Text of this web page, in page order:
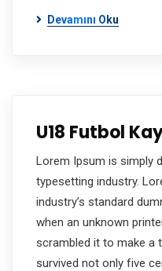
Devamını Oku
U18 Futbol
Lorem Ipsum is simply
typesetting industry.
industry’s standard
when an unknown
scrambled it to make a
survived not only five